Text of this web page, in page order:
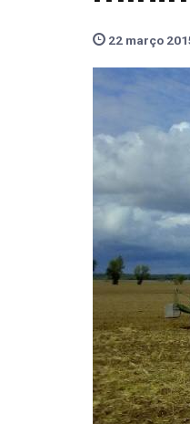
22 março